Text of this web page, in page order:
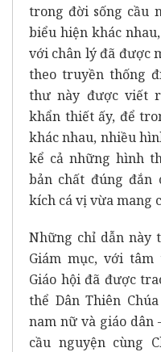
trong đời sống cầu
biểu hiện khác
với chân lý đã được
theo truyền thống
thư này được viết
khẩn thiết ấy, để
khác nhau, nhiều
kể cả những hình
bản chất đúng đắn
kích cá vị vừa mang
Những chỉ dẫn này
Giám mục, với
Giáo hội đã được
thể Dân Thiên
nam nữ và giáo
cầu nguyện cùng